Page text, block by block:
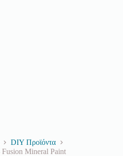
DIY Προϊόντα
Fusion Mineral Paint